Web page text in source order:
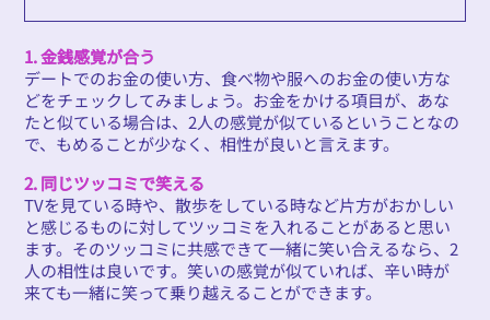
1. 金銭感覚が合う
デートでのお金の使い方、食べ物や服へのお金の使い方な
どをチェックしてみましょう。お金をかける項目が、あな
たと似ている場合は、2人の感覚が似ているということなの
で、もめることが少なく、相性が良いと言えます。
2. 同じツッコミで笑える
TVを見ている時や、散歩をしている時など片方がおかしい
と感じるものに対してツッコミを入れることがあると思い
ます。そのツッコミに共感できて一緒に笑い合えるなら、2
人の相性は良いです。笑いの感覚が似ていれば、辛い時が
来ても一緒に笑って乗り越えることができます。